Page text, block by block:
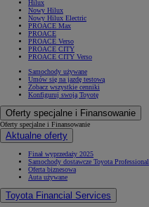
Hilux
Nowy Hilux
Nowy Hilux Electric
PROACE Max
PROACE
PROACE Verso
PROACE CITY
PROACE CITY Verso
Samochody używane
Umów się na jazdę testową
Zobacz wszystkie cenniki
Konfiguruj swoją Toyotę
Oferty specjalne i Finansowanie
Oferty specjalne i Finansowanie
Aktualne oferty
Finał wyprzedaży 2025
Samochody dostawcze Toyota Professional
Oferta biznesowa
Auta używane
Toyota Financial Services